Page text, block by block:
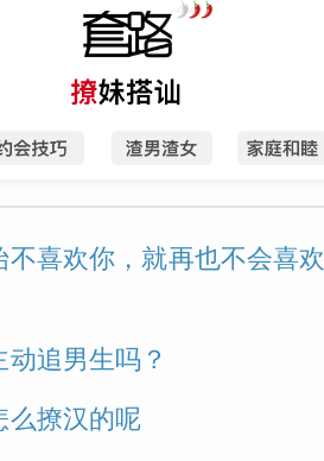
不喜欢你，就再也不会喜欢
追男生吗？
么撩汉的呢